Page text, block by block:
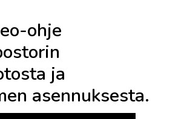
ohje
ja
asennuksesta.